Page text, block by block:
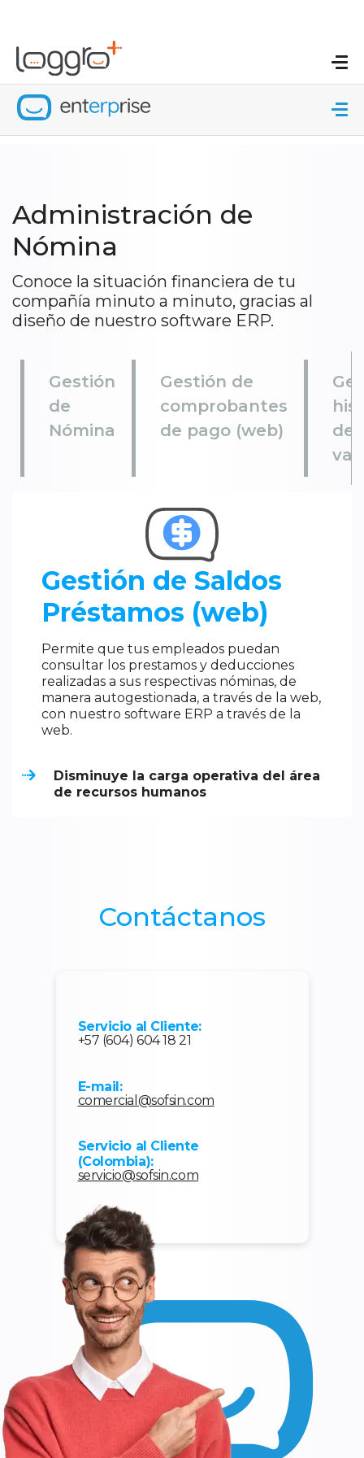
Administración de
Nómina
Conoce la situación financiera de tu
compañía minuto a minuto, gracias al
diseño de nuestro software ERP.
Gestión
de
Nómina
Gestión de
comprobantes
de pago (web)
de
Gestión de Saldos
Préstamos (web)
Permite que tus empleados puedan
consultar los prestamos y deducciones
realizadas a sus respectivas nóminas, de
manera autogestionada, a través de la web,
con nuestro software ERP a través de la
web.
Disminuye la carga operativa del área
de recursos humanos
Contáctanos
Servicio al Cliente:
+57 (604) 604 18 21
E-mail:
comercial@sofsin.com
Servicio al Cliente
(Colombia):
servicio@sofsin.com